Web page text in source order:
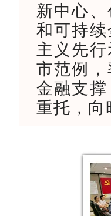
新中心
和可持
主义先
市范例
金融支
重托，向